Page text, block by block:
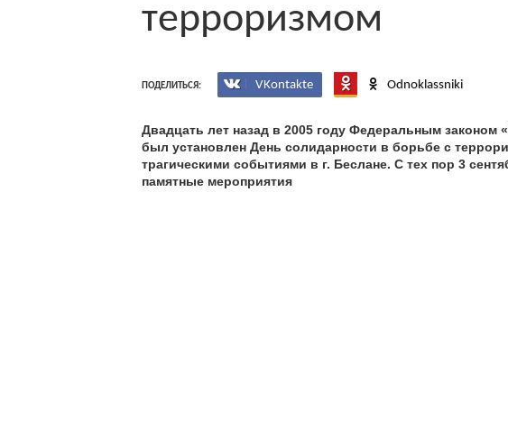
терроризмом
ПОДЕЛИТЬСЯ: VKontakte Odnoklassniki
Двадцать лет назад в 2005 году Федеральным законом
был установлен День солидарности в борьбе с
трагическими событиями в г. Беслане. С тех пор 3
памятные мероприятия